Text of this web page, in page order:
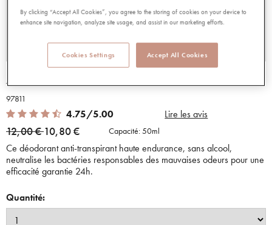
ANTI TRANSPIRANT HOMME
97811
4.75 out of 5 Customer Rating
4.75/5.00 Lire les avis
Price reduced from
12,00 €to
10,80 € Capacité:50ml
Ce déodorant anti-transpirant haute endurance, sans alcool,
neutralise les bactéries responsables des mauvaises odeurs pour une
efficacité garantie 24h.
Quantité:
By clicking “Accept All Cookies”, you agree to the storing of cookies on your device to
enhance site navigation, analyze site usage, and assist in our marketing efforts.
Accept All Cookies
Cookies Settings